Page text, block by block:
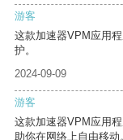
游客
这款加速器VPM应用
护。
2024-09-09
游客
这款加速器VPM应用
助你在网络上自由移动